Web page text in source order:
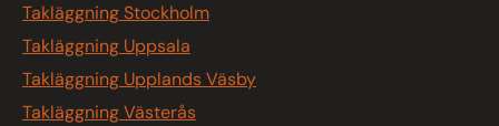
Takläggning Stockholm
Takläggning Uppsala
Takläggning Upplands Väsby
Takläggning Västerås